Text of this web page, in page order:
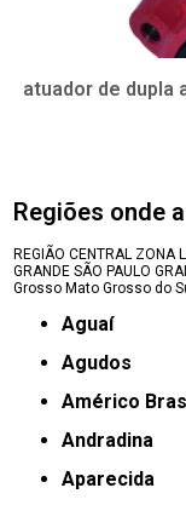
atuador de dupla
Regiões onde
REGIÃO CENTRAL ZONA
GRANDE SÃO PAULO
Grosso Mato Grosso do
Aguaí
Agudos
Américo
Andradina
Aparecida